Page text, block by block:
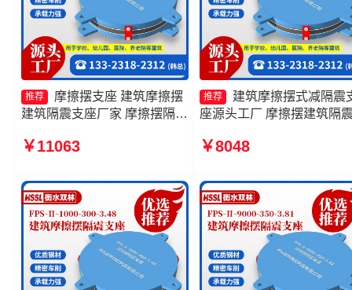
推荐
摩擦摆支座 建筑摩擦摆
建筑隔震支座厂家 摩擦摆隔震
头工厂 摩擦摆球型减隔震支座
￥11063
推荐
建筑摩擦摆式减隔震
座源头工厂 摩擦摆建筑隔
8000-400-4.11生产厂家 摩
4.11源头工厂
￥8048